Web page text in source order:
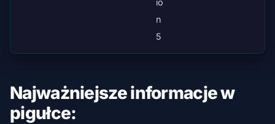
n
5
Najważniejsze informacje w
pigułce: